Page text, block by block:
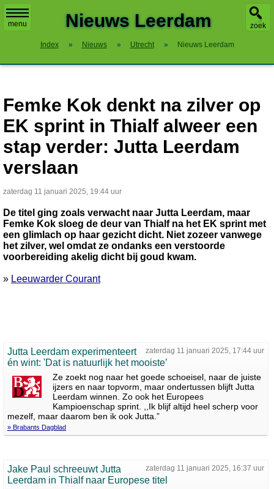
menu zoek
Nieuws Leerdam
Index » Nieuws » Utrecht » Nieuws Leerdam
Femke Kok denkt na zilver op
EK sprint in Thialf alweer een
stap verder: Jutta Leerdam
verslaan
zaterdag 11 januari 2025, 19:44 uur
De titel ging zoals verwacht naar Jutta Leerdam, maar
Femke Kok sloeg de deur van Thialf na het EK sprint met
een glimlach op haar gezicht dicht. Niet zozeer vanwege
het zilver, wel omdat ze ondanks een verstoorde
voorbereiding akelig dicht bij goud kwam.
» Leeuwarder Courant
zaterdag 11 januari 2025, 17:44 uur
Jutta Leerdam experimenteert
én wint: 'Dat is natuurlijk het mooiste’
Ze zoekt nog naar het goede schoeisel, naar de juiste
ijzers en naar topvorm, maar ondertussen blijft Jutta
Leerdam winnen. Zo ook het Europees
Kampioenschap sprint. ,,Ik blijf altijd heel scherp voor
mezelf, maar daarom ben ik ook Jutta.”
» Brabants Dagblad
zaterdag 11 januari 2025, 16:37 uur
Jake Paul schreeuwt Jutta
Leerdam in Thialf naar Europese titel